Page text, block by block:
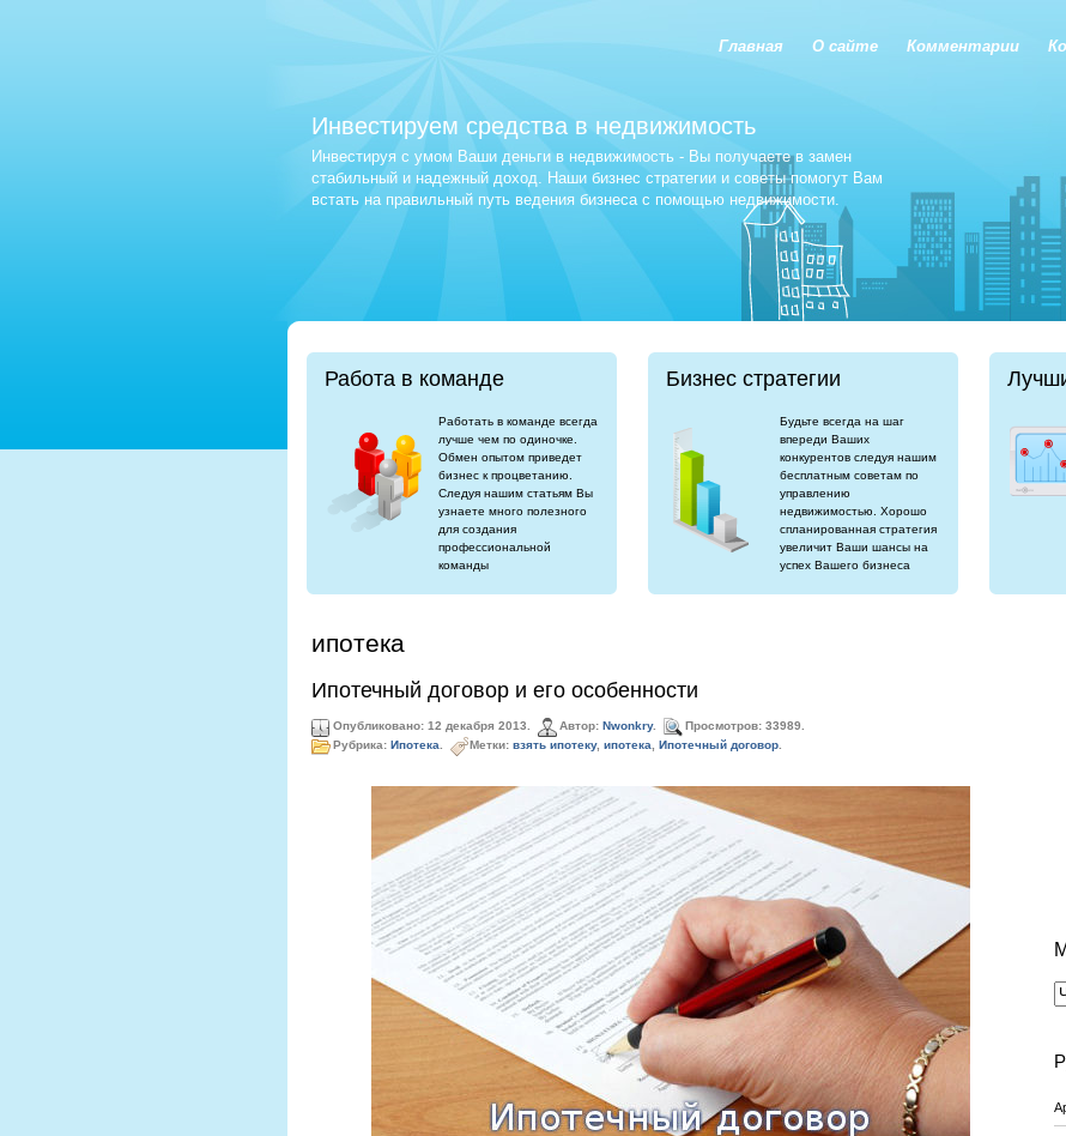
Главная О сайте Комментарии
Инвестируем средства в недвижимость
Инвестируя с умом Ваши деньги в недвижимость - Вы получаете в замен
стабильный и надежный доход. Наши бизнес стратегии и советы помогут Вам
встать на правильный путь ведения бизнеса с помощью недвижимости.
Работа в команде
Работать в команде всегда
лучше чем по одиночке.
Обмен опытом приведет
бизнес к процветанию.
Следуя нашим статьям Вы
узнаете много полезного
для создания
профессиональной
команды
Бизнес стратегии
Будьте всегда на шаг
впереди Ваших
конкурентов следуя нашим
бесплатным советам по
управлению
недвижимостью. Хорошо
спланированная стратегия
увеличит Ваши шансы на
успех Вашего бизнеса
ипотека
Ипотечный договор и его особенности
Опубликовано: 12 декабря 2013. Автор: Nwonkry.
Просмотров: 33989.
Рубрика: Ипотека Метки: взять ипотеку, ипотека Ипотечный договор.